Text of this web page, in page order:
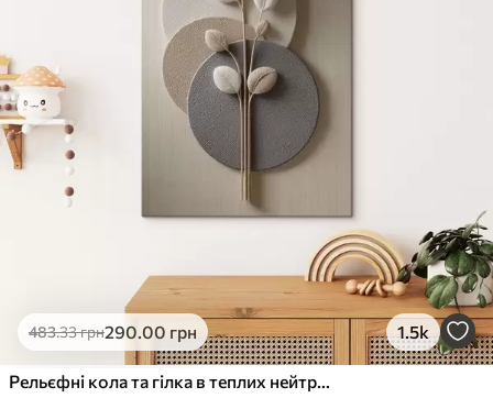
483.33грн290.00 грн 1.5k
Рельєфні кола та гілка в теплих нейтральних тонах